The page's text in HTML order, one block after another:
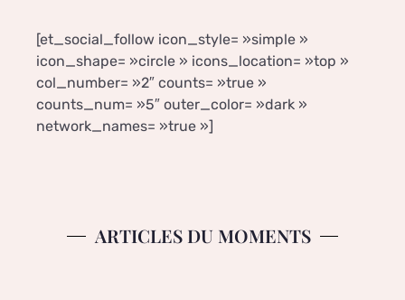
[et_social_follow icon_style= »simple »
icon_shape= »circle » icons_location= »top »
col_number= »2″ counts= »true »
counts_num= »5″ outer_color= »dark »
network_names= »true »]
ARTICLES DU MOMENTS